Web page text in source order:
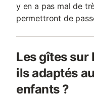
y en a pas mal de
permettront de
Les gîtes sur
ils adaptés
enfants ?